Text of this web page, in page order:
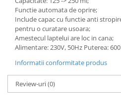
Functie automata de oprire;
Include capac cu functie anti
pentru o curatare usoara;
Amestecul laptelui are loc in cana;
Alimentare: 230V, 50Hz Puterea:
Informatii conformitate produs
Review-uri(0)